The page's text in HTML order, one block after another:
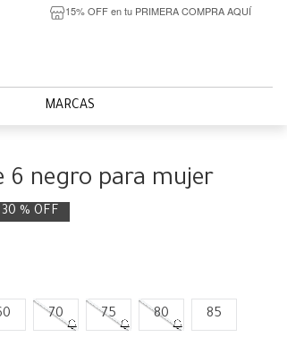
15% OFF en tu PRIMERA COMPRA AQUÍ
MARCAS
6 negro para mujer
30 % OFF
70 75 80 85